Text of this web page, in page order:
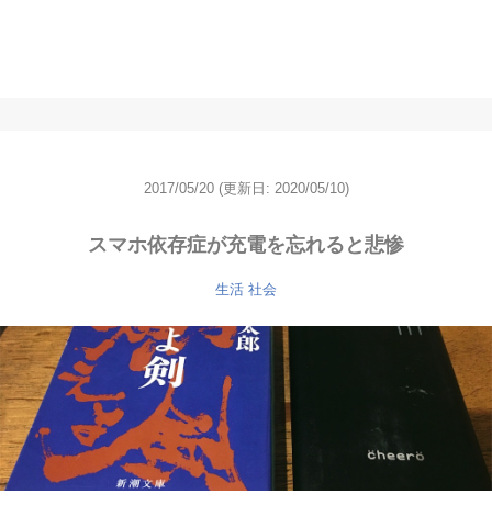
2017/05/20 (更新日: 2020/05/10)
スマホ依存症が充電を忘れると悲惨
生活 社会